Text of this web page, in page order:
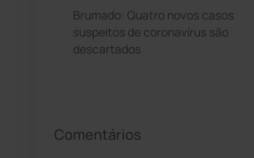
Brumado: Quatro novos casos
suspeitos de coronavírus são
descartados
Comentários